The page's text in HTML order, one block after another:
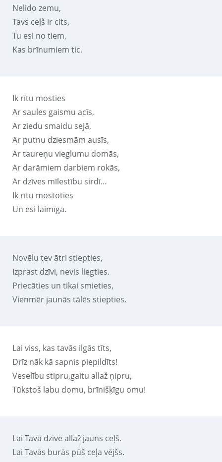
Nelido zemu,
Tavs ceļš ir cits,
Tu esi no tiem,
Kas brīnumiem tic.
Ik rītu mosties
Ar saules gaismu acīs,
Ar ziedu smaidu sejā,
Ar putnu dziesmām ausīs,
Ar taureņu vieglumu domās,
Ar darāmiem darbiem rokās,
Ar dzīves mīlestību sirdī…
Ik rītu mostoties
Un esi laimīga.
Novēlu tev ātri stiepties,
Izprast dzīvi, nevis liegties.
Priecāties un tikai smieties,
Vienmēr jaunās tālēs stiepties.
Lai viss, kas tavās ilgās tīts,
Drīz nāk kā sapnis piepildīts!
Veselību stipru,gaitu allaž ņipru,
Tūkstoš labu domu, brīnišķīgu omu!
Lai Tavā dzīvē allaž jauns ceļš.
Lai Tavās burās pūš ceļa vējšs.